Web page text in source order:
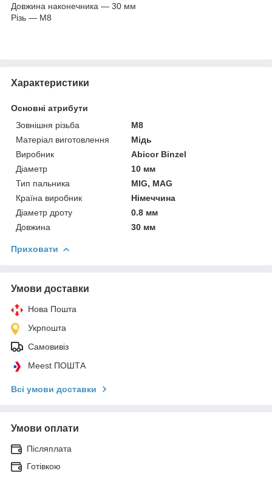
Довжина наконечника — 30 мм
Різь — М8
Характеристики
Основні атрибути
Зовнішня різьба
M8
Матеріал виготовлення
Мідь
Виробник
Abicor Binzel
Діаметр
10 мм
Тип пальника
MIG, MAG
Країна виробник
Німеччина
Діаметр дроту
0.8 мм
Довжина
30 мм
Приховати
Умови доставки
Нова Пошта
Укрпошта
Самовивіз
Meest ПОШТА
Всі умови доставки
Умови оплати
Післяплата
Готівкою